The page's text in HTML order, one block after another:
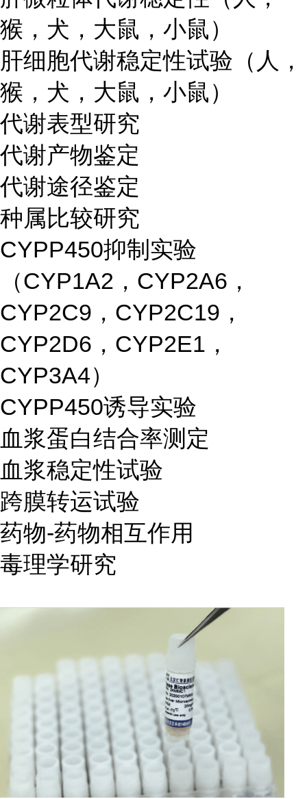
猴，犬，大鼠，小鼠）
肝细胞代谢稳定性试验（人，
猴，犬，大鼠，小鼠）
代谢表型研究
代谢产物鉴定
代谢途径鉴定
种属比较研究
CYPP450抑制实验
（CYP1A2，CYP2A6，
CYP2C9，CYP2C19，
CYP2D6，CYP2E1，
CYP3A4）
CYPP450诱导实验
血浆蛋白结合率测定
血浆稳定性试验
跨膜转运试验
药物-药物相互作用
毒理学研究